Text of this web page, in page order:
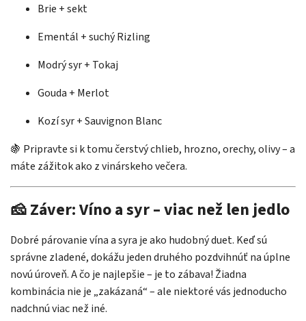
Brie + sekt
Ementál + suchý Rizling
Modrý syr + Tokaj
Gouda + Merlot
Kozí syr + Sauvignon Blanc
🍇 Pripravte si k tomu čerstvý chlieb, hrozno, orechy, olivy – a
máte zážitok ako z vinárskeho večera.
🧀 Záver: Víno a syr – viac než len jedlo
Dobré párovanie vína a syra je ako hudobný duet. Keď sú
správne zladené, dokážu jeden druhého pozdvihnúť na úplne
novú úroveň. A čo je najlepšie – je to zábava! Žiadna
kombinácia nie je „zakázaná“ – ale niektoré vás jednoducho
nadchnú viac než iné.